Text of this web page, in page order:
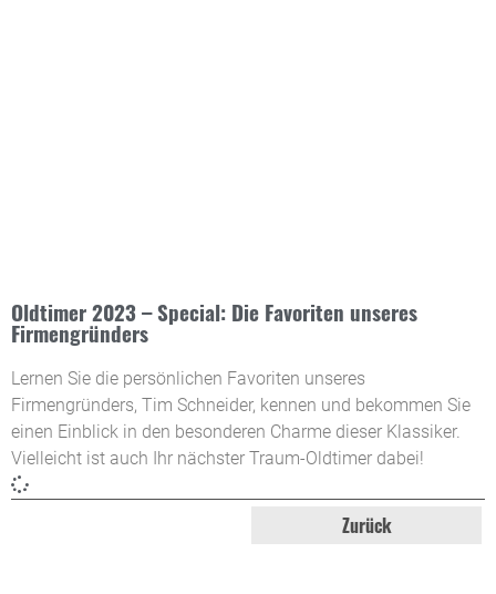
Oldtimer 2023 – Special: Die Favoriten unseres
Firmengründers
Lernen Sie die persönlichen Favoriten unseres
Firmengründers, Tim Schneider, kennen und bekommen Sie
einen Einblick in den besonderen Charme dieser Klassiker.
Vielleicht ist auch Ihr nächster Traum-Oldtimer dabei!
Zurück